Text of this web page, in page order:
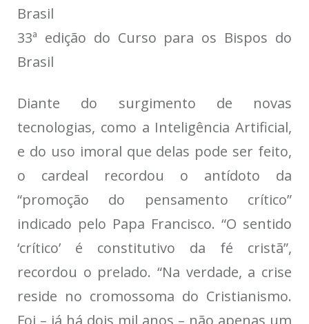
Brasil
33ª edição do Curso para os Bispos do
Brasil
Diante do surgimento de novas
tecnologias, como a Inteligência Artificial,
e do uso imoral que delas pode ser feito,
o cardeal recordou o antídoto da
“promoção do pensamento crítico”
indicado pelo Papa Francisco. “O sentido
‘crítico’ é constitutivo da fé cristã”,
recordou o prelado. “Na verdade, a crise
reside no cromossoma do Cristianismo.
Foi – já há dois mil anos – não apenas um